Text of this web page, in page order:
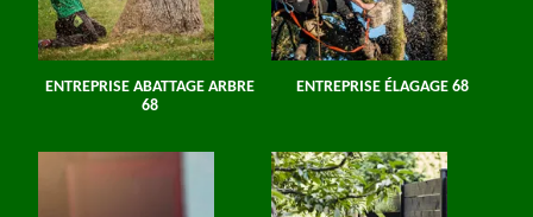
ENTREPRISE ABATTAGE ARBRE
68
ENTREPRISE ÉLAGAGE 68